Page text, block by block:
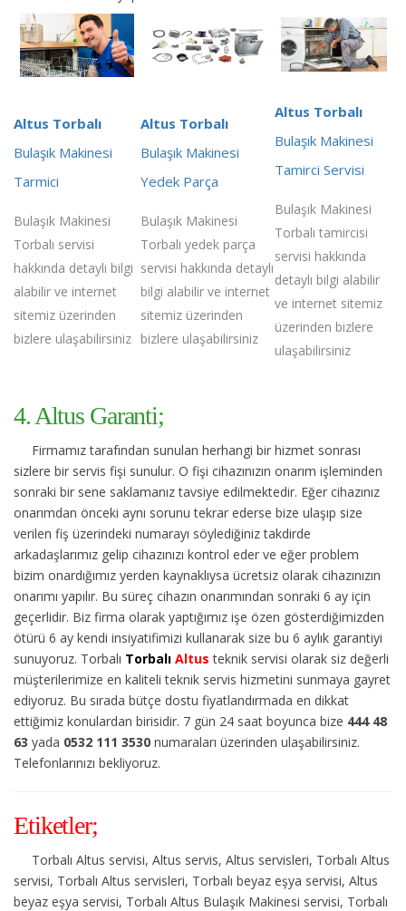
Altus Torbalı
Bulaşık Makinesi
Tarmici
Bulaşık Makinesi
Torbalı servisi
hakkında detaylı bilgi
alabilir ve internet
sitemiz üzerinden
bizlere ulaşabilirsiniz
Altus Torbalı
Bulaşık Makinesi
Yedek Parça
Bulaşık Makinesi
Torbalı yedek parça
servisi hakkında detaylı
bilgi alabilir ve internet
sitemiz üzerinden
bizlere ulaşabilirsiniz
Altus Torbalı
Bulaşık Makinesi
Tamirci Servisi
Bulaşık Makinesi
Torbalı tamircisi
servisi hakkında
detaylı bilgi alabilir
ve internet sitemiz
üzerinden bizlere
ulaşabilirsiniz
4. Altus Garanti;
Firmamız tarafından sunulan herhangi bir hizmet sonrası
sizlere bir servis fişi sunulur. O fişi cihazınızın onarım işleminden
sonraki bir sene saklamanız tavsiye edilmektedir. Eğer cihazınız
onarımdan önceki aynı sorunu tekrar ederse bize ulaşıp size
verilen fiş üzerindeki numarayı söylediğiniz takdirde
arkadaşlarımız gelip cihazınızı kontrol eder ve eğer problem
bizim onardığımız yerden kaynaklıysa ücretsiz olarak cihazınızın
onarımı yapılır. Bu süreç cihazın onarımından sonraki 6 ay için
geçerlidir. Biz firma olarak yaptığımız işe özen gösterdiğimizden
ötürü 6 ay kendi insiyatifimizi kullanarak size bu 6 aylık garantiyi
sunuyoruz. Torbalı Torbalı Altus teknik servisi olarak siz değerli
müşterilerimize en kaliteli teknik servis hizmetini sunmaya gayret
ediyoruz. Bu sırada bütçe dostu fiyatlandırmada en dikkat
ettiğimiz konulardan birisidir. 7 gün 24 saat boyunca bize 444 48
63 yada 0532 111 3530 numaraları üzerinden ulaşabilirsiniz.
Telefonlarınızı bekliyoruz.
Etiketler;
Torbalı Altus servisi, Altus servis, Altus servisleri, Torbalı Altus
servisi, Torbalı Altus servisleri, Torbalı beyaz eşya servisi, Altus
beyaz eşya servisi, Torbalı Altus Bulaşık Makinesi servisi, Torbalı